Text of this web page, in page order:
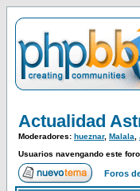
Actualidad
Moderadores: hueznar, Malala
Usuarios navengando este
Foros